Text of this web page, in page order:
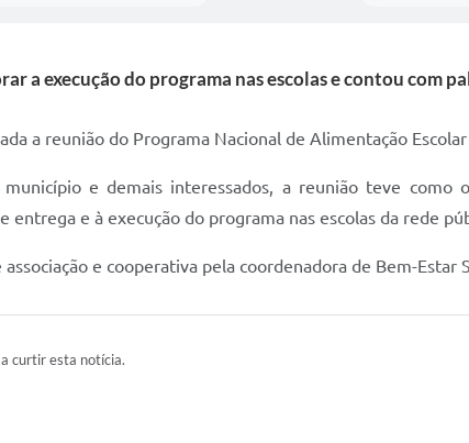
a execução do programa nas escolas e contou com
a reunião do Programa Nacional de Alimentação Escolar
e demais interessados, a reunião teve como
entrega e à execução do programa nas escolas da rede
e cooperativa pela coordenadora de Bem-Estar
curtir esta notícia.